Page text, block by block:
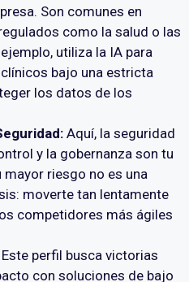
Son comunes en
como la salud o las
utiliza la IA para
bajo una estricta
los datos de los
Aquí, la seguridad
y la gobernanza son tu
riesgo no es una
moverte tan lentamente
competidores más ágiles
Este perfil busca victorias
con soluciones de bajo